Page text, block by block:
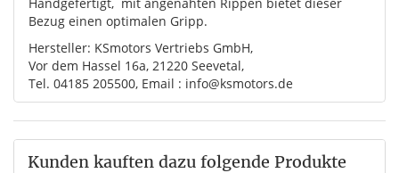
Bezug einen optimalen Gripp.
Hersteller: KSmotors Vertriebs GmbH,
Vor dem Hassel 16a, 21220 Seevetal,
Tel. 04185 205500, Email : info@ksmotors.de
Kunden kauften dazu folgende Produkte